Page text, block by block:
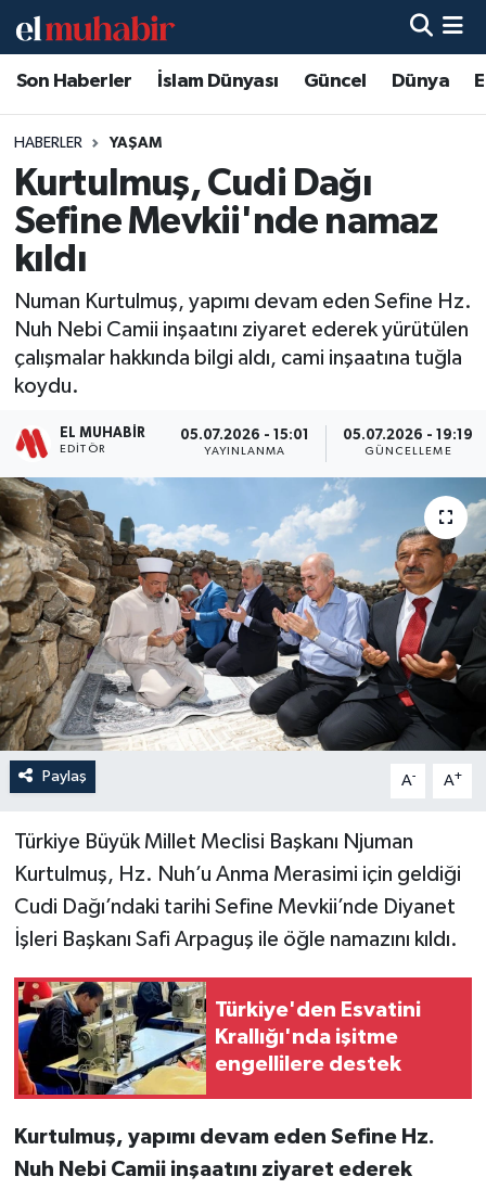
Son Haberler İslam Dünyası Güncel Dünya
HABERLER YAŞAM
Kurtulmuş, Cudi Dağı
Sefine Mevkii'nde namaz
kıldı
Numan Kurtulmuş, yapımı devam eden Sefine Hz.
Nuh Nebi Camii inşaatını ziyaret ederek yürütülen
çalışmalar hakkında bilgi aldı, cami inşaatına tuğla
koydu.
EL MUHABIR
EDITÖR
05.07.2026 - 15:01
YAYINLANMA
05.07.2026 - 19:19
GÜNCELLEME
Paylaş A- A+
Türkiye Büyük Millet Meclisi Başkanı Njuman
Kurtulmuş, Hz. Nuh’u Anma Merasimi için geldiği
Cudi Dağı’ndaki tarihi Sefine Mevkii’nde Diyanet
İşleri Başkanı Safi Arpaguş ile öğle namazını kıldı.
Türkiye'den Esvatini
Krallığı'nda işitme
engellilere destek
Kurtulmuş, yapımı devam eden Sefine Hz.
Nuh Nebi Camii inşaatını ziyaret ederek
Hava Durumu
Trafik Durumu
Süper Lig Puan Durumu ve Fikstür
Tüm Manşetler
Son Dakika Haberleri
Haber Arşivi